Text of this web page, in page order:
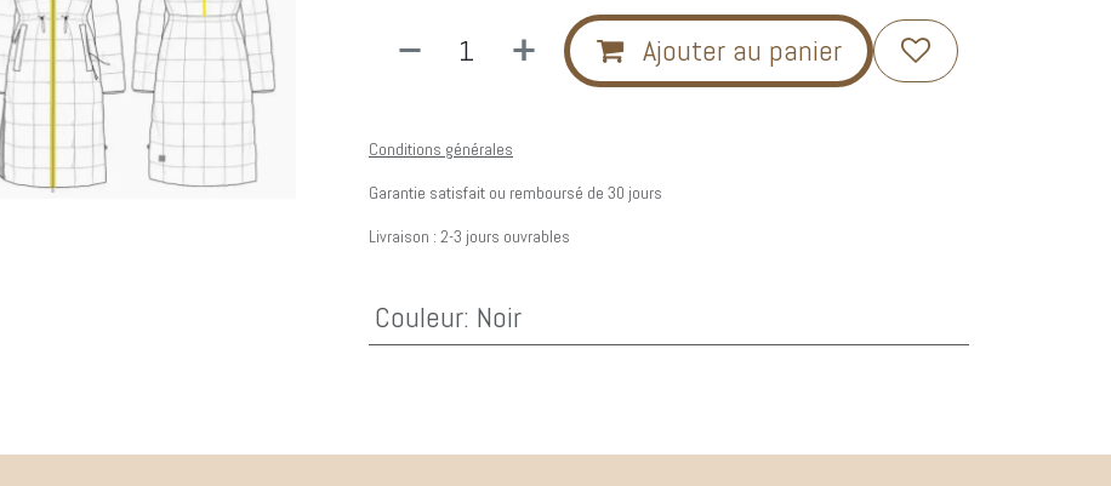
Ajouter au panier
Conditions générales
Garantie satisfait ou remboursé de 30 jours
Livraison : 2-3 jours ouvrables
Couleur: Noir